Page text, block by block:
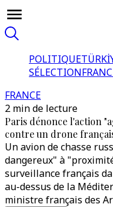
POLITIQUE
SÉLECTION
FRANCE
2 min de lecture
Paris dénonce l'action
contre un drone
Un avion de chasse
dangereux" à
surveillance français
au-dessus de la
ministre français des